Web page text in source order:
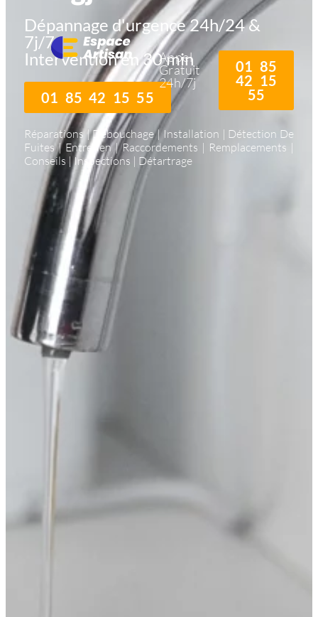
Appel
Gratuit
24h/7j
01 85
42 15
55
Dépannage d'urgence 24h/24 &
7j/7
Intervention en 30 min
01 85 42 15 55
Réparations | Débouchage | Installation | Détection De
Fuites | Entretien | Raccordements | Remplacements |
Conseils | Inspections | Détartrage